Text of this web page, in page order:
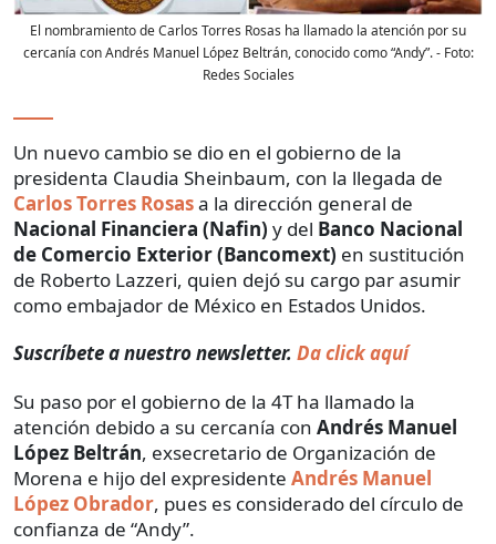
El nombramiento de Carlos Torres Rosas ha llamado la atención por su
cercanía con Andrés Manuel López Beltrán, conocido como “Andy”.- Foto:
Redes Sociales
Un nuevo cambio se dio en el gobierno de la
presidenta Claudia Sheinbaum, con la llegada de
Carlos Torres Rosasa la dirección general de
Nacional Financiera (Nafin) y del Banco Nacional
de Comercio Exterior (Bancomext) en sustitución
de Roberto Lazzeri, quien dejó su cargo par asumir
como embajador de México en Estados Unidos.
Suscríbete a nuestro newsletter. Da click aquí
Su paso por el gobierno de la 4T ha llamado la
atención debido a su cercanía con Andrés Manuel
López Beltrán, exsecretario de Organización de
Morena e hijo del expresidente Andrés Manuel
López Obrador, pues es considerado del círculo de
confianza de “Andy”.